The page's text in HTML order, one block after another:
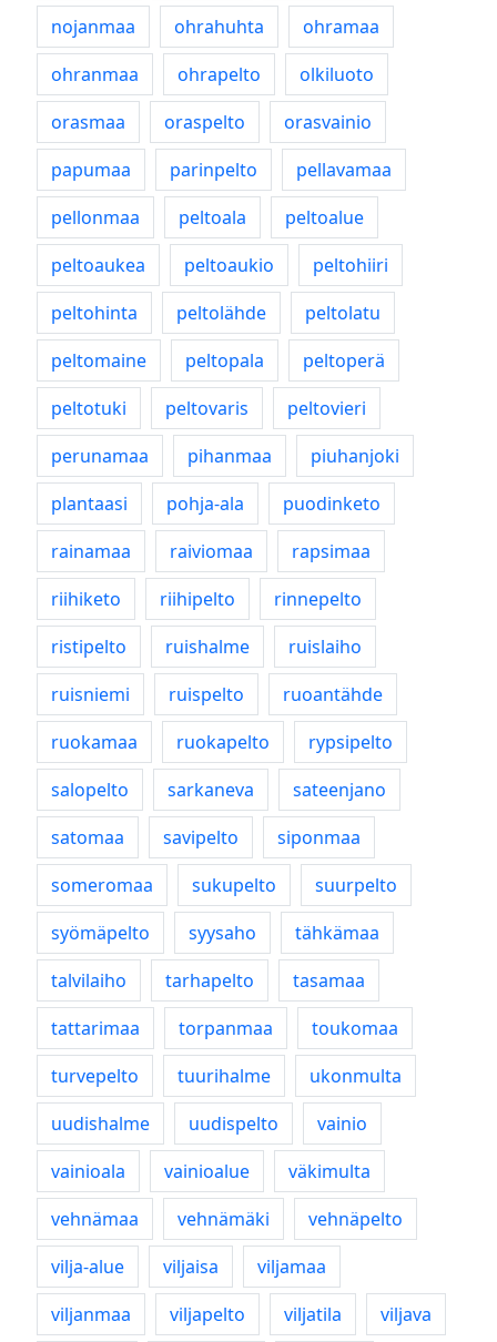
nojanmaa
ohrahuhta
ohramaa
ohranmaa
ohrapelto
olkiluoto
orasmaa
oraspelto
orasvainio
papumaa
parinpelto
pellavamaa
pellonmaa
peltoala
peltoalue
peltoaukea
peltoaukio
peltohiiri
peltohinta
peltolähde
peltolatu
peltomaine
peltopala
peltoperä
peltotuki
peltovaris
peltovieri
perunamaa
pihanmaa
piuhanjoki
plantaasi
pohja-ala
puodinketo
rainamaa
raiviomaa
rapsimaa
riihiketo
riihipelto
rinnepelto
ristipelto
ruishalme
ruislaiho
ruisniemi
ruispelto
ruoantähde
ruokamaa
ruokapelto
rypsipelto
salopelto
sarkaneva
sateenjano
satomaa
savipelto
siponmaa
someromaa
sukupelto
suurpelto
syömäpelto
syysaho
tähkämaa
talvilaiho
tarhapelto
tasamaa
tattarimaa
torpanmaa
toukomaa
turvepelto
tuurihalme
ukonmulta
uudishalme
uudispelto
vainio
vainioala
vainioalue
väkimulta
vehnämaa
vehnämäki
vehnäpelto
vilja-alue
viljaisa
viljamaa
viljanmaa
viljapelto viljatila viljava